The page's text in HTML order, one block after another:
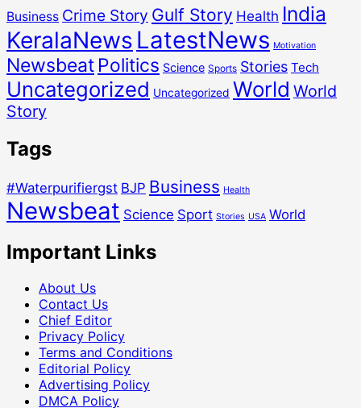
Business Crime Story Gulf Story Health India
KeralaNews LatestNews Motivation
Newsbeat Politics Science Sports Stories Tech
Uncategorized Uncategorized World World
Story
Tags
#Waterpurifiergst BJP Business Health
Newsbeat Science Sport Stories USA World
Important Links
About Us
Contact Us
Chief Editor
Privacy Policy
Terms and Conditions
Editorial Policy
Advertising Policy
DMCA Policy